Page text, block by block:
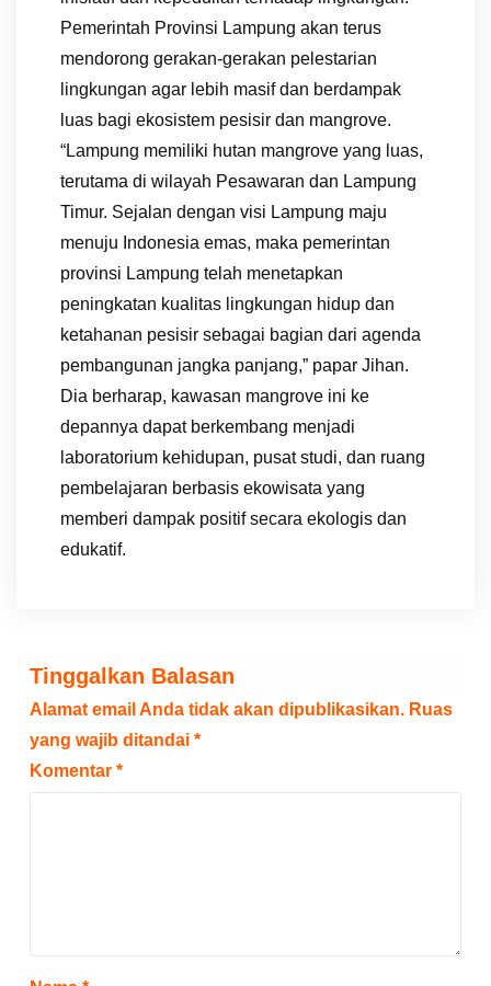
Pemerintah Provinsi Lampung akan terus
mendorong gerakan-gerakan pelestarian
lingkungan agar lebih masif dan berdampak
luas bagi ekosistem pesisir dan mangrove.
“Lampung memiliki hutan mangrove yang luas,
terutama di wilayah Pesawaran dan Lampung
Timur. Sejalan dengan visi Lampung maju
menuju Indonesia emas, maka pemerintan
provinsi Lampung telah menetapkan
peningkatan kualitas lingkungan hidup dan
ketahanan pesisir sebagai bagian dari agenda
pembangunan jangka panjang,” papar Jihan.
Dia berharap, kawasan mangrove ini ke
depannya dapat berkembang menjadi
laboratorium kehidupan, pusat studi, dan ruang
pembelajaran berbasis ekowisata yang
memberi dampak positif secara ekologis dan
edukatif.
Tinggalkan Balasan
Alamat email Anda tidak akan dipublikasikan. Ruas
yang wajib ditandai *
Komentar *